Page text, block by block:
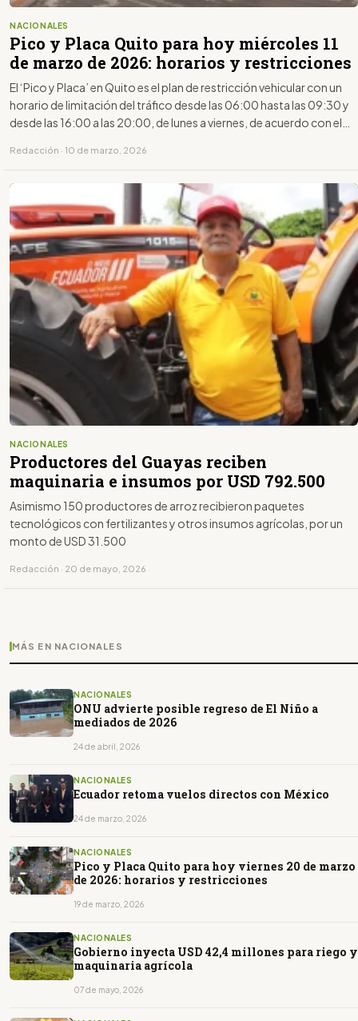
NACIONALES
Pico y Placa Quito para hoy miércoles 11
de marzo de 2026: horarios y restricciones
El ‘Pico y Placa’ en Quito es el plan de restricción vehicular con un
horario de limitación del tráfico desde las 06:00 hasta las 09:30 y
desde las 16:00 a las 20:00, de lunes a viernes, de acuerdo con el
Redacción · 10 de marzo, 2026
NACIONALES
Productores del Guayas reciben
maquinaria e insumos por USD 792.500
Asimismo 150 productores de arroz recibieron paquetes
tecnológicos con fertilizantes y otros insumos agrícolas, por un
monto de USD 31.500
Redacción · 20 de mayo, 2026
MÁS EN NACIONALES
NACIONALES
ONU advierte posible regreso de El Niño a
mediados de 2026
24 de abril, 2026
NACIONALES
Ecuador retoma vuelos directos con México
24 de marzo, 2026
NACIONALES
Pico y Placa Quito para hoy viernes 20 de marzo
de 2026: horarios y restricciones
19 de marzo, 2026
NACIONALES
Gobierno inyecta USD 42,4 millones para riego y
maquinaria agrícola
07 de mayo, 2026